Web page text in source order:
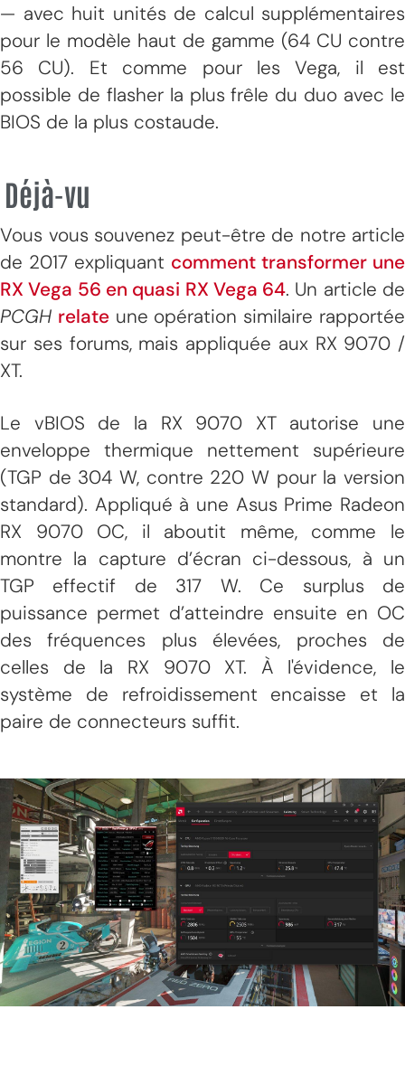
— avec huit unités de calcul supplémentaires
pour le modèle haut de gamme (64 CU contre
56 CU). Et comme pour les Vega, il est
possible de flasher la plus frêle du duo avec le
BIOS de la plus costaude.
Déjà-vu
Vous vous souvenez peut-être de notre article
de 2017 expliquant comment transformer une
RX Vega 56 en quasi RX Vega 64. Un article de
PCGH relateune opération similaire rapportée
sur ses forums, mais appliquée aux RX 9070 /
XT.
Le vBIOS de la RX 9070 XT autorise une
enveloppe thermique nettement supérieure
(TGP de 304 W, contre 220 W pour la version
standard). Appliqué à une Asus Prime Radeon
RX 9070 OC, il aboutit même, comme le
montre la capture d’écran ci-dessous, à un
TGP effectif de 317 W. Ce surplus de
puissance permet d’atteindre ensuite en OC
des fréquences plus élevées, proches de
celles de la RX 9070 XT. À l'évidence, le
système de refroidissement encaisse et la
paire de connecteurs suffit.